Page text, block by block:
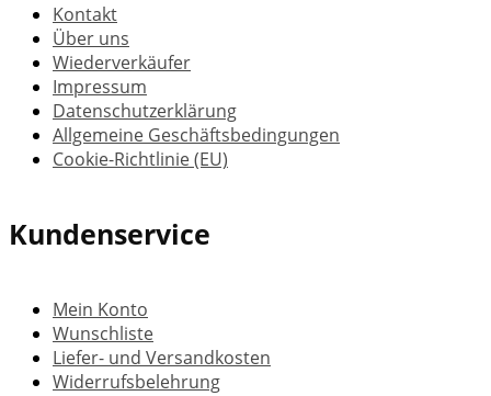
Kontakt
Über uns
Wiederverkäufer
Impressum
Datenschutzerklärung
Allgemeine Geschäftsbedingungen
Cookie-Richtlinie (EU)
Kundenservice
Mein Konto
Wunschliste
Liefer- und Versandkosten
Widerrufsbelehrung